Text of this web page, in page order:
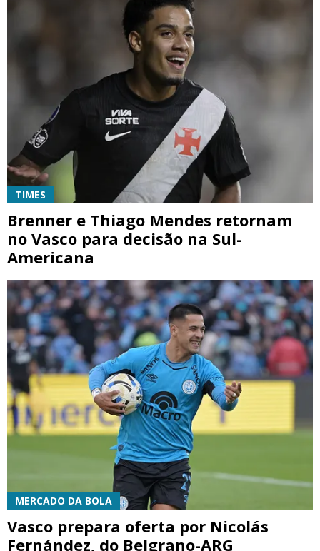
TIMES
Brenner e Thiago Mendes retornam
no Vasco para decisão na Sul-
Americana
MERCADO DA BOLA
Vasco prepara oferta por Nicolás
Fernández, do Belgrano-ARG